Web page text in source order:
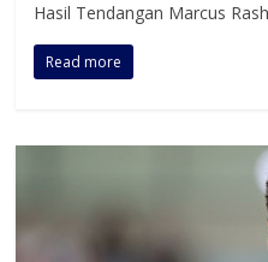
Hasil Tendangan Marcus
Read more